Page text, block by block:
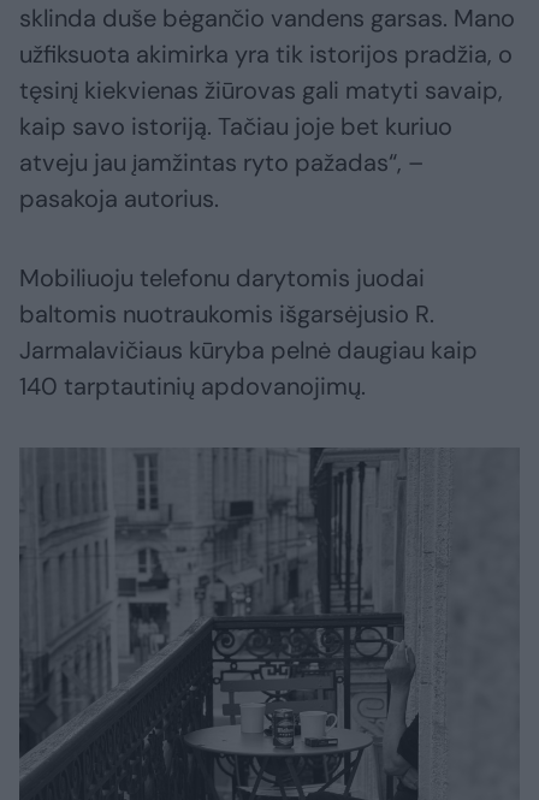
sklinda duše bėgančio vandens garsas. Mano
užfiksuota akimirka yra tik istorijos pradžia, o
tęsinį kiekvienas žiūrovas gali matyti savaip,
kaip savo istoriją. Tačiau joje bet kuriuo
atveju jau įamžintas ryto pažadas“, –
pasakoja autorius.
Mobiliuoju telefonu darytomis juodai
baltomis nuotraukomis išgarsėjusio R.
Jarmalavičiaus kūryba pelnė daugiau kaip
140 tarptautinių apdovanojimų.